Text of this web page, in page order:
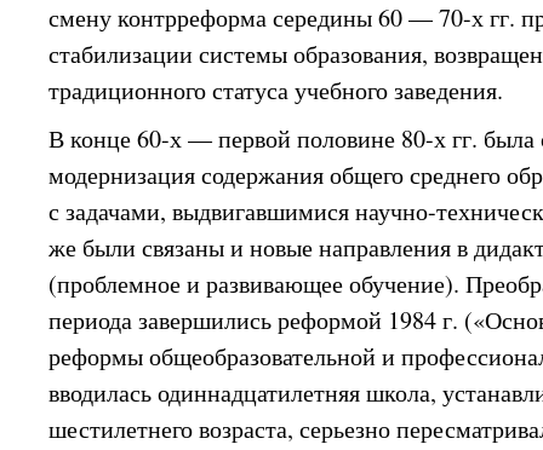
смену контрреформа середины 60 — 70-х гг.
стабилизации системы образования,
традиционного статуса учебного заведения.
В конце 60-х — первой половине 80-х гг. была
модернизация содержания общего среднего
с задачами, выдвигавшимися научно-
же были связаны и новые направления в
(проблемное и развивающее обучение).
периода завершились реформой 1984 г.
реформы общеобразовательной и
вводилась одиннадцатилетняя школа,
шестилетнего возраста, серьезно